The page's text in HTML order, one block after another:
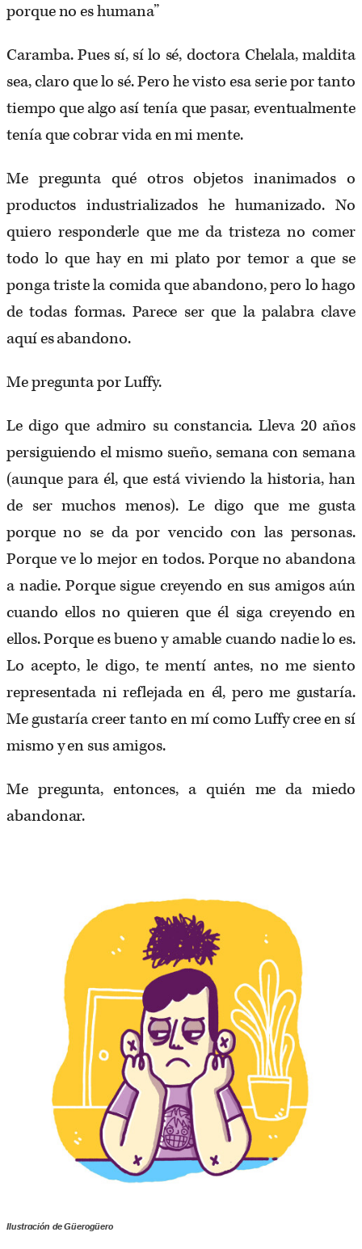
porque no es humana”
Caramba. Pues sí, sí lo sé, doctora Chelala, maldita
sea, claro que lo sé. Pero he visto esa serie por tanto
tiempo que algo así tenía que pasar, eventualmente
tenía que cobrar vida en mi mente.
Me pregunta qué otros objetos inanimados o
productos industrializados he humanizado. No
quiero responderle que me da tristeza no comer
todo lo que hay en mi plato por temor a que se
ponga triste la comida que abandono, pero lo hago
de todas formas. Parece ser que la palabra clave
aquí es abandono.
Me pregunta por Luffy.
Le digo que admiro su constancia. Lleva 20 años
persiguiendo el mismo sueño, semana con semana
(aunque para él, que está viviendo la historia, han
de ser muchos menos). Le digo que me gusta
porque no se da por vencido con las personas.
Porque ve lo mejor en todos. Porque no abandona
a nadie. Porque sigue creyendo en sus amigos aún
cuando ellos no quieren que él siga creyendo en
ellos. Porque es bueno y amable cuando nadie lo es.
Lo acepto, le digo, te mentí antes, no me siento
representada ni reflejada en él, pero me gustaría.
Me gustaría creer tanto en mí como Luffy cree en sí
mismo y en sus amigos.
Me pregunta, entonces, a quién me da miedo
abandonar.
Ilustración de Güerogüero